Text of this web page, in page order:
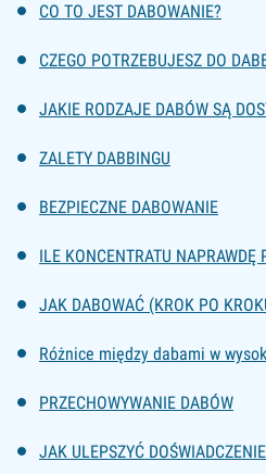
CO TO JEST DABOWANIE?
CZEGO POTRZEBUJESZ DO
JAKIE RODZAJE DABÓW SĄ
ZALETY DABBINGU
BEZPIECZNE DABOWANIE
ILE KONCENTRATU NAPRAWDĘ
JAK DABOWAĆ (KROK PO
Różnice między dabami w
PRZECHOWYWANIE DABÓW
JAK ULEPSZYĆ